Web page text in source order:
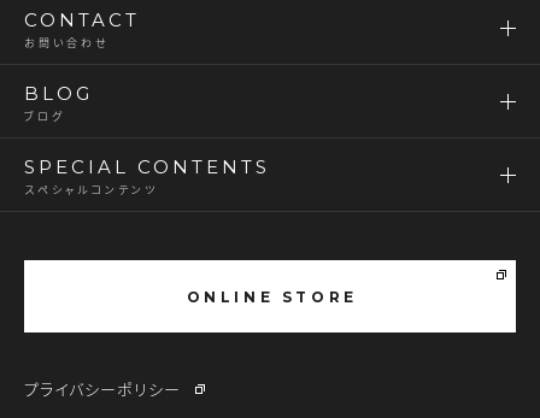
CONTACT
お問い合わせ
BLOG
ブログ
SPECIAL CONTENTS
スペシャルコンテンツ
ONLINE STORE
プライバシーポリシー